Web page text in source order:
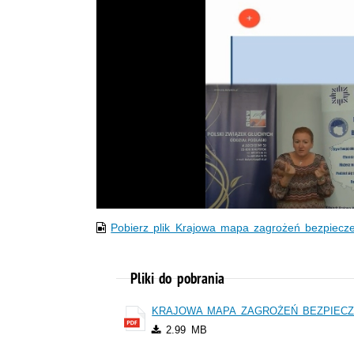
Pobierz plik Krajowa mapa zagrożeń
Pliki do pobrania
KRAJOWA MAPA ZAGROŻEŃ
2.99 MB